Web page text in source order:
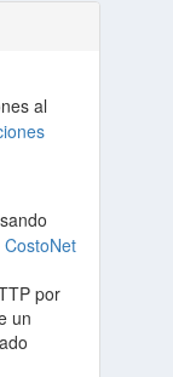
al
por
un